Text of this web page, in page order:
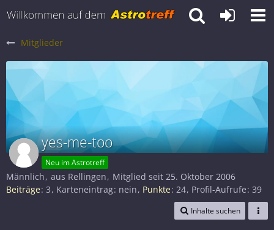
Mitglieder
yes-me-too
Neu im Astrotreff
Männlich aus Rellingen
Mitglied seit 25. Oktober 2006
Beiträge 3 Karteneintrag nein Punkte 24 Profil-Aufrufe 39
Inhalte suchen